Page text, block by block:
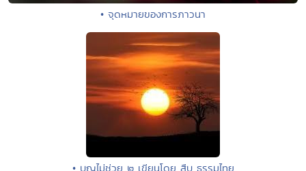
• จุดหมายของการภาวนา
• บุญไม่ช่วย ๒ เขียนโดย สืบ ธรรมไทย